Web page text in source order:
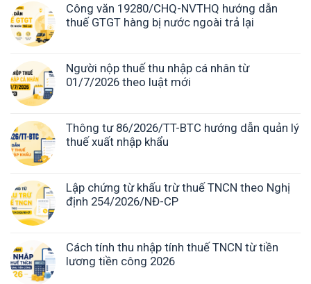
Công văn 19280/CHQ-NVTHQ hướng dẫn
thuế GTGT hàng bị nước ngoài trả lại
Người nộp thuế thu nhập cá nhân từ
01/7/2026 theo luật mới
Thông tư 86/2026/TT-BTC hướng dẫn quản lý
thuế xuất nhập khẩu
Lập chứng từ khấu trừ thuế TNCN theo Nghị
định 254/2026/NĐ-CP
Cách tính thu nhập tính thuế TNCN từ tiền
lương tiền công 2026